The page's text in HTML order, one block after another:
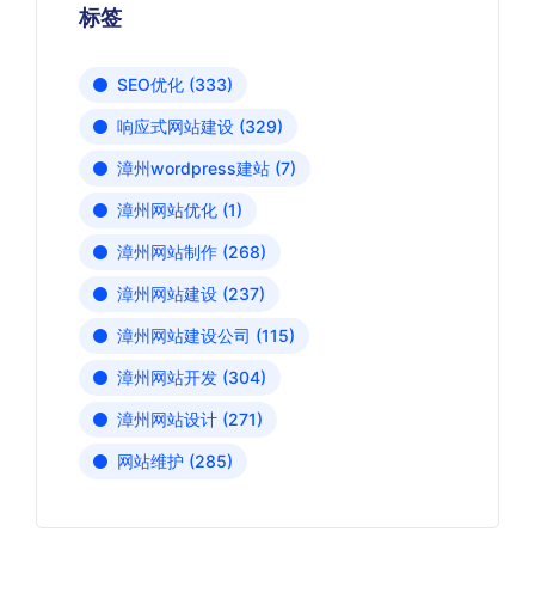
标签
SEO优化 (333)
响应式网站建设 (329)
漳州wordpress建站 (7)
漳州网站优化 (1)
漳州网站制作 (268)
漳州网站建设 (237)
漳州网站建设公司 (115)
漳州网站开发 (304)
漳州网站设计 (271)
网站维护 (285)